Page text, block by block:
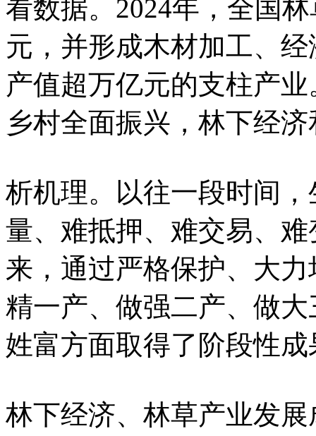
看数据。2024年，全国
元，并形成木材加工、
产值超万亿元的支柱产
乡村全面振兴，林下经
析机理。以往一段时间
量、难抵押、难交易、
来，通过严格保护、大
精一产、做强二产、做
姓富方面取得了阶段性成
林下经济、林草产业发